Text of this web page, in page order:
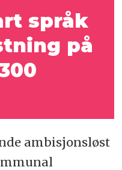
språk
på
ambisjonsløst